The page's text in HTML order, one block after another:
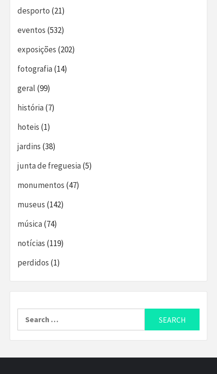
desporto (21)
eventos (532)
exposições (202)
fotografia(14)
geral (99)
história(7)
hoteis (1)
jardins (38)
junta de freguesia(5)
monumentos (47)
museus (142)
música(74)
notícias (119)
perdidos (1)